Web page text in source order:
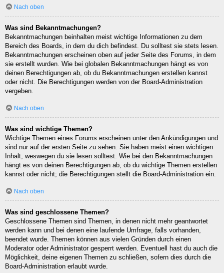
Nach oben
Was sind Bekanntmachungen?
Bekanntmachungen beinhalten meist wichtige Informationen zu dem
Bereich des Boards, in dem du dich befindest. Du solltest sie stets lesen.
Bekanntmachungen erscheinen oben auf jeder Seite des Forums, in dem
sie erstellt wurden. Wie bei globalen Bekanntmachungen hängt es von
deinen Berechtigungen ab, ob du Bekanntmachungen erstellen kannst
oder nicht. Die Berechtigungen werden von der Board-Administration
vergeben.
Nach oben
Was sind wichtige Themen?
Wichtige Themen eines Forums erscheinen unter den Ankündigungen und
sind nur auf der ersten Seite zu sehen. Sie haben meist einen wichtigen
Inhalt, weswegen du sie lesen solltest. Wie bei den Bekanntmachungen
hängt es von deinen Berechtigungen ab, ob du wichtige Themen erstellen
kannst oder nicht; die Berechtigungen stellt die Board-Administration ein.
Nach oben
Was sind geschlossene Themen?
Geschlossene Themen sind Themen, in denen nicht mehr geantwortet
werden kann und bei denen eine laufende Umfrage, falls vorhanden,
beendet wurde. Themen können aus vielen Gründen durch einen
Moderator oder Administrator gesperrt werden. Eventuell hast du auch die
Möglichkeit, deine eigenen Themen zu schließen, sofern dies durch die
Board-Administration erlaubt wurde.